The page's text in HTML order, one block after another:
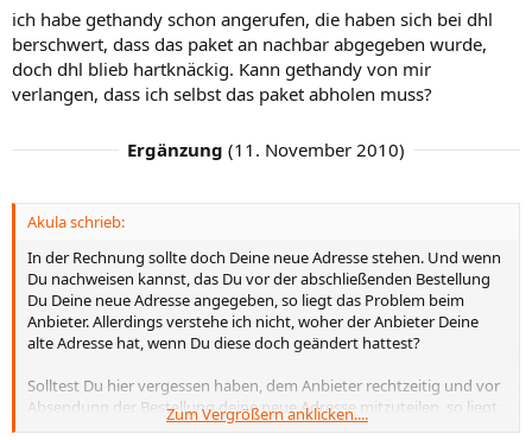
ich habe gethandy schon angerufen, die haben sich bei dhl
berschwert, dass das paket an nachbar abgegeben wurde,
doch dhl blieb hartknäckig. Kann gethandy von mir
verlangen, dass ich selbst das paket abholen muss?
Ergänzung (11. November 2010)
Akula schrieb:
In der Rechnung sollte doch Deine neue Adresse stehen. Und wenn
Du nachweisen kannst, das Du vor der abschließenden Bestellung
Du Deine neue Adresse angegeben, so liegt das Problem beim
Anbieter. Allerdings verstehe ich nicht, woher der Anbieter Deine
alte Adresse hat, wenn Du diese doch geändert hattest?
Solltest Du hier vergessen haben, dem Anbieter rechtzeitig und vor
Absendung der Bestellung deine neue Adresse mitzuteilen, so liegt
das Problem bei Dir. Dir wird dann wohl nichts anderes übrig
Zum Vergrößern anklicken....